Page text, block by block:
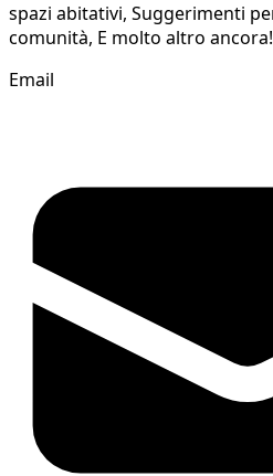
spazi abitativi, Suggerimenti
comunità, E molto altro ancora!
Email